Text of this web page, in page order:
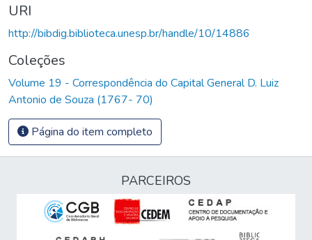
URI
http://bibdig.biblioteca.unesp.br/handle/10/14886
Coleções
Volume 19 - Correspondência do Capital General D. Luiz
Antonio de Souza (1767- 70)
Página do item completo
PARCEIROS